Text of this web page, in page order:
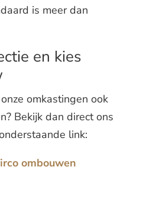
is meer dan
en kies
omkastingen ook
Bekijk dan direct ons
link:
ombouwen